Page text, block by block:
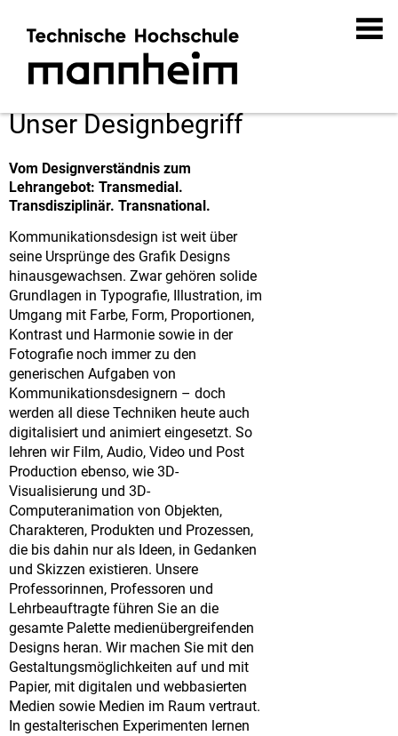
Unser Designbegriff
Vom Designverständnis zum
Lehrangebot: Transmedial.
Transdisziplinär. Transnational.
Kommunikationsdesign ist weit über
seine Ursprünge des Grafik Designs
hinausgewachsen. Zwar gehören solide
Grundlagen in Typografie, Illustration, im
Umgang mit Farbe, Form, Proportionen,
Kontrast und Harmonie sowie in der
Fotografie noch immer zu den
generischen Aufgaben von
Kommunikationsdesignern – doch
werden all diese Techniken heute auch
digitalisiert und animiert eingesetzt. So
lehren wir Film, Audio, Video und Post
Production ebenso, wie 3D-
Visualisierung und 3D-
Computeranimation von Objekten,
Charakteren, Produkten und Prozessen,
die bis dahin nur als Ideen, in Gedanken
und Skizzen existieren. Unsere
Professorinnen, Professoren und
Lehrbeauftragte führen Sie an die
gesamte Palette medienübergreifenden
Designs heran. Wir machen Sie mit den
Gestaltungsmöglichkeiten auf und mit
Papier, mit digitalen und webbasierten
Medien sowie Medien im Raum vertraut.
In gestalterischen Experimenten lernen